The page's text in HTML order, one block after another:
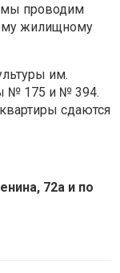
мы проводим
жилищному
им.
№ 175 и № 394.
сдаются
72а и по